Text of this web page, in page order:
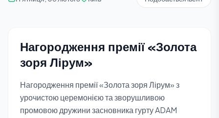
Нагородження премії «Золота
зоря Лірум»
Нагородження премії «Золота зоря Лірум» з
урочистою церемонією та зворушливою
промовою дружини засновника гурту ADAM